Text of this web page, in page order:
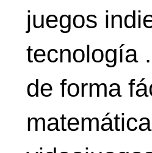
juegos
tecnología
de forma